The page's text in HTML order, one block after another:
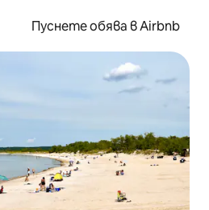
Пуснете обява в Airbnb